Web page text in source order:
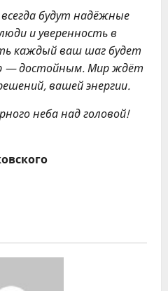
будут надёжные
и уверенность в
каждый ваш шаг будет
— достойным. Мир ждёт
вашей энергии.
неба над головой!